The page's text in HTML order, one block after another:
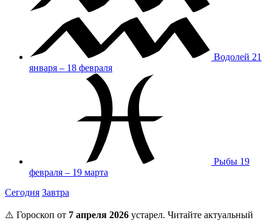
Водолей 21
января – 18 февраля
Рыбы 19
февраля – 19 марта
Сегодня Завтра
⚠️ Гороскоп от 7 апреля 2026 устарел. Читайте актуальный